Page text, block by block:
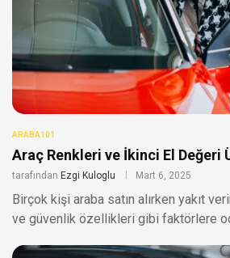
ARABA101
Araç Renkleri ve İkinci El Değeri
tarafından Ezgi Kuloglu Mart 6, 2025
Birçok kişi araba satın alırken yakıt
ve güvenlik özellikleri gibi faktörlere